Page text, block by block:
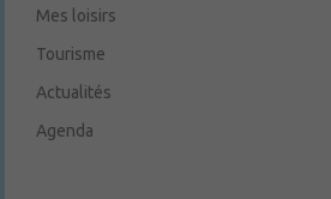
Mes loisirs
Tourisme
Actualités
Agenda